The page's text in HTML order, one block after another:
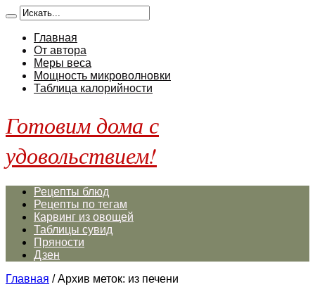
Главная
От автора
Меры веса
Мощность микроволновки
Таблица калорийности
Готовим дома с
удовольствием!
Рецепты блюд
Рецепты по тегам
Карвинг из овощей
Таблицы сувид
Пряности
Дзен
Главная /Архив меток: из печени